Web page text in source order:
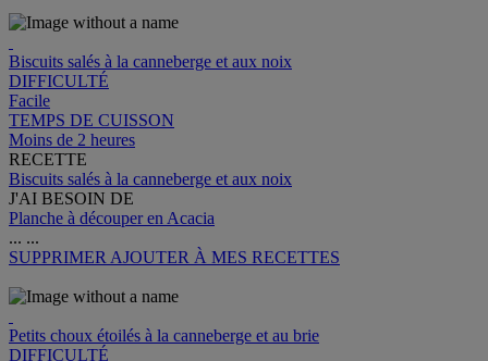
Biscuits salés à la canneberge et aux noix
DIFFICULTÉ
Facile
TEMPS DE CUISSON
Moins de 2 heures
RECETTE
Biscuits salés à la canneberge et aux noix
J'AI BESOIN DE
Planche à découper en Acacia
... ...
SUPPRIMER AJOUTER À MES RECETTES
Petits choux étoilés à la canneberge et au brie
DIFFICULTÉ